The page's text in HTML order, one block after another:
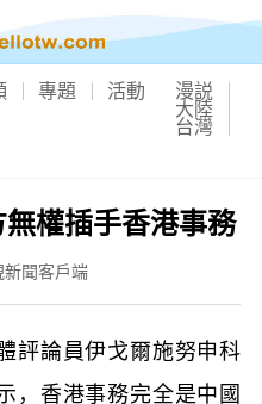
專題 活動 漫説
大陸
台灣
權插手香港事務
聞客戶端
論員伊戈爾施努申科
，香港事務完全是中國